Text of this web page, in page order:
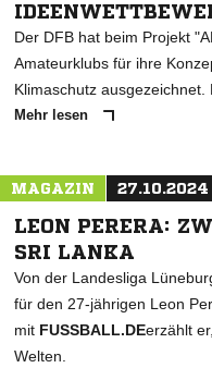
Der DFB hat beim Projekt
Amateurklubs für ihre
Klimaschutz ausgezeichnet.
Mehr lesen
MAGAZIN 27.10.2024
LEON PERERA:
SRI LANKA
Von der Landesliga
für den 27-jährigen Leon
mit FUSSBALL.DEerzählt
Welten.